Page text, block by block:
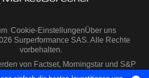
Cookie-EinstellungenÜber uns
Surperformance SAS. Alle Rechte
vorbehalten.
von Factset, Morningstar und S&P
IQ zur Verfügung gestellt